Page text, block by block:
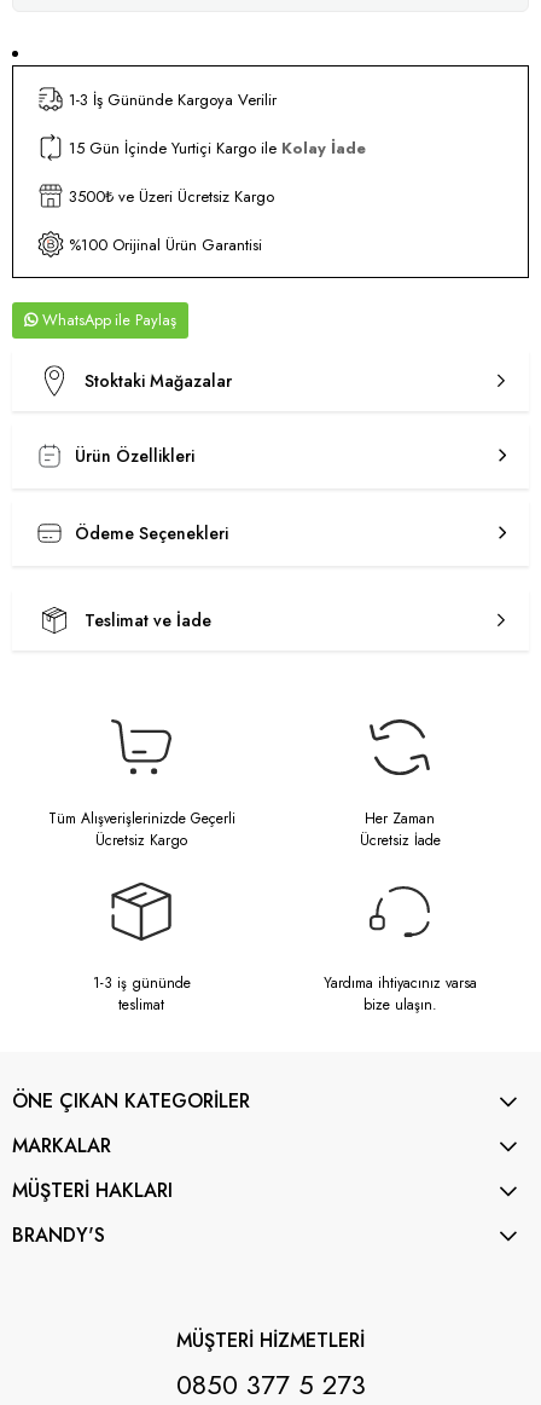
1-3 İş Gününde Kargoya Verilir
15 Gün İçinde Yurtiçi Kargo ile Kolay İade
3500₺ ve Üzeri Ücretsiz Kargo
%100 Orijinal Ürün Garantisi
WhatsApp
Stoktaki Mağazalar
Ürün Özellikleri
Ödeme Seçenekleri
Teslimat ve İade
Tüm Alışverişlerinizde Geçerli
Ücretsiz Kargo
Her Zaman
Ücretsiz İade
1-3 iş gününde
teslimat
Yardıma ihtiyacınız varsa
bize ulaşın.
ÖNE ÇIKAN KATEGORİLER
MARKALAR
MÜŞTERİ HAKLARI
BRANDY'S
MÜŞTERİ HİZMETLERİ
0850 377 5 273